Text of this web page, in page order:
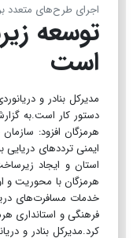
اجرای طرح‌های متعدد
توسعه
است
مدیرکل بنادر و
دستور کار است.به
هرمزگان افزود:
ایمنی ترددهای دریایی
استان و ایجاد
هرمزگان با محوریت و
خدمات مسافرت‌های
فرهنگی و استانداری
کرد.مدیرکل بنادر و